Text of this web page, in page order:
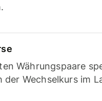
Währungspaare
Wechselkurs im